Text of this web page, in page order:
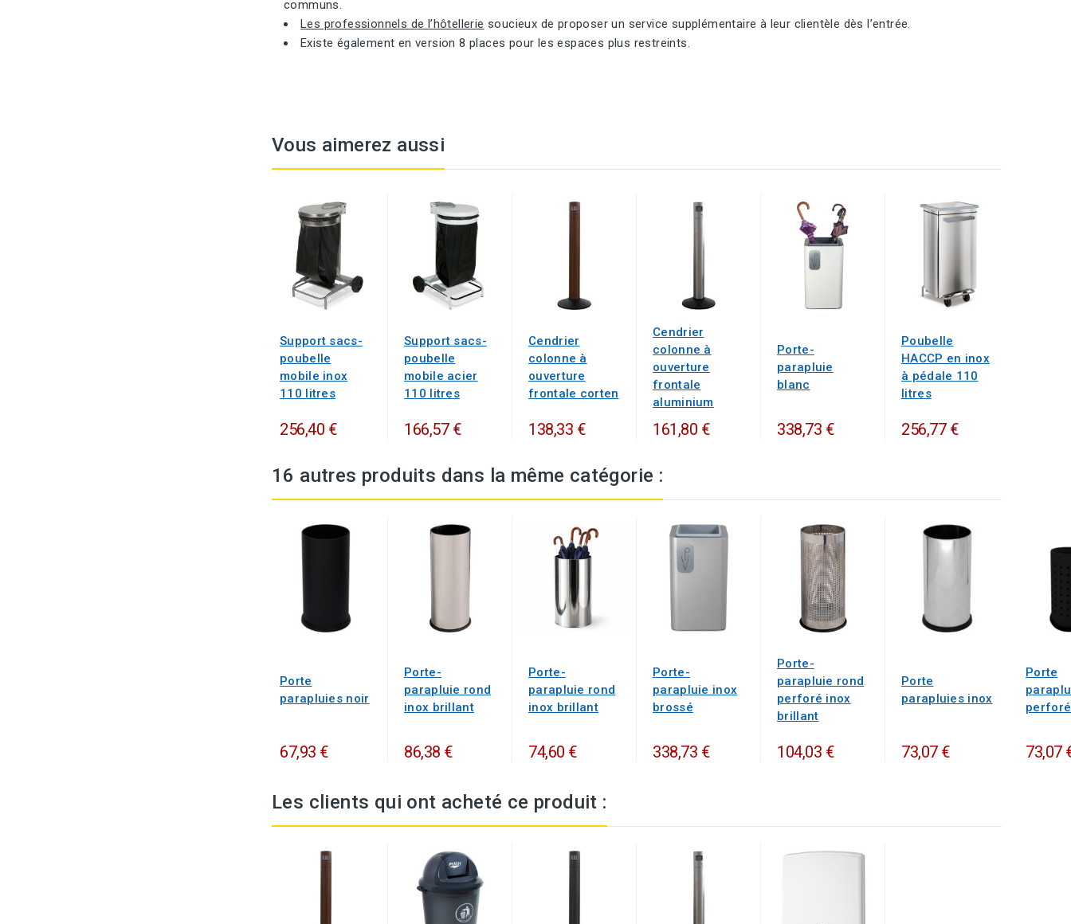
communs.
Les professionnels de l’hôtellerie soucieux de proposer un service supplémentaire à leur clientèle dès l’entrée.
Existe également en version 8 places pour les espaces plus restreints.
Vous aimerez aussi
Support sacs-
poubelle
mobile inox
110 litres
256,40 €
Support sacs-
poubelle
mobile acier
110 litres
166,57 €
Cendrier
colonne à
ouverture
frontale corten
138,33 €
Cendrier
colonne à
ouverture
frontale
aluminium
161,80 €
Porte-
parapluie
blanc
338,73 €
Poubelle
HACCP en inox
à pédale 110
litres
256,77 €
16 autres produits dans la même catégorie :
Porte
parapluies noir
67,93 €
Porte-
parapluie rond
inox brillant
86,38 €
Porte-
parapluie rond
inox brillant
74,60 €
Porte-
parapluie inox
brossé
338,73 €
Porte-
parapluie rond
perforé inox
brillant
104,03 €
Porte
parapluies inox
73,07 €
Porte
73,07
Les clients qui ont acheté ce produit :